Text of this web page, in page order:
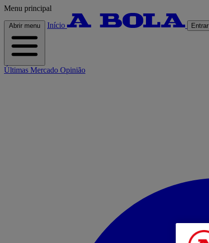
Menu principal
Abrir menu Início Entrar
Últimas Mercado Opinião